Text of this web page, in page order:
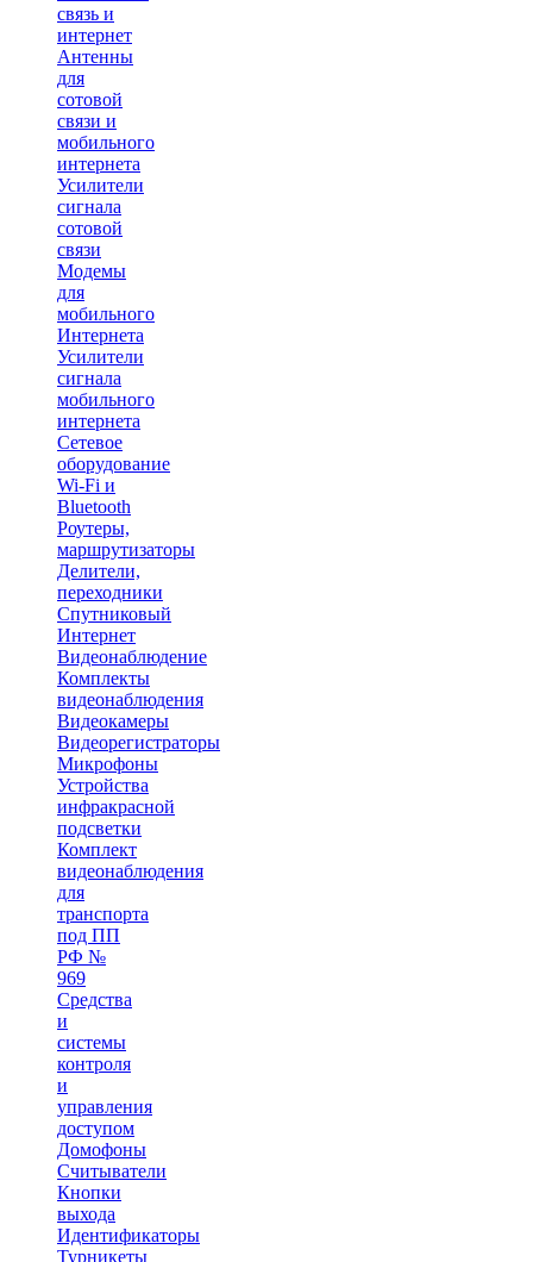
связь и
интернет
Антенны
для
сотовой
связи и
мобильного
интернета
Усилители
сигнала
сотовой
связи
Модемы
для
мобильного
Интернета
Усилители
сигнала
мобильного
интернета
Сетевое
оборудование
Wi-Fi и
Bluetooth
Роутеры,
маршрутизаторы
Делители,
переходники
Спутниковый
Интернет
Видеонаблюдение
Комплекты
видеонаблюдения
Видеокамеры
Видеорегистраторы
Микрофоны
Устройства
инфракрасной
подсветки
Комплект
видеонаблюдения
для
транспорта
под ПП
РФ №
969
Средства
и
системы
контроля
и
управления
доступом
Домофоны
Считыватели
Кнопки
выхода
Идентификаторы
Турникеты